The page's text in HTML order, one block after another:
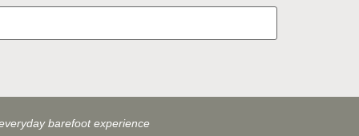
barefoot experience